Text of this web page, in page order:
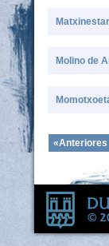
Molino de
«Anteriores